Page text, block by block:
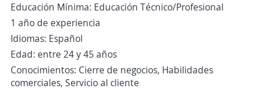
Educación Mínima: Educación Técnico/Profesional
1 año de experiencia
Idiomas: Español
Edad: entre 24 y 45 años
Conocimientos: Cierre de negocios, Habilidades
comerciales, Servicio al cliente